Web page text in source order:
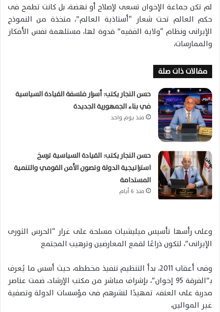
لم تكن جماعة الإخوان تسعى لإصلاح أو نهضة، بل كانت تطمح فى
حكم العالم تحت شعار “أستاذية العالم”، متخذة من النموذج
الإيرانى ونظام “ولاية الفقيه” قدوة لها، مستلهمة نفس الأفكار
والممارسات،
مقالات ذات صلة
حسن النجار يكتب: أسرار فلسفة القيادة السياسية
في بناء الجمهورية الجديدة
منذ يوم واحد
حسن النجار يكتب: القيادة السياسية ترسخ
استراتيجية الدولة وتصون الأمن القومي والتنمية
المستدامة
منذ 6 أيام
وعلى رأسها تأسيس ميليشيات مسلحة على غرار “الحرس الثورى
الإيرانى”، لتكون ذراعًا لقمع المعارضين وترهيب المجتمع
وفى أعقاب 2011، بدأ التنظيم تنفيذ مخططه، حيث أسس ما يُعرف
بـ”الفرقة 95 إخوان”، بإشراف مباشر من مكتب الإرشاد، ضمت عناصر
مدربة على العنف، تمهيدًا لنشرهم فى مؤسسات الدولة وتصفية
غير الموالين،